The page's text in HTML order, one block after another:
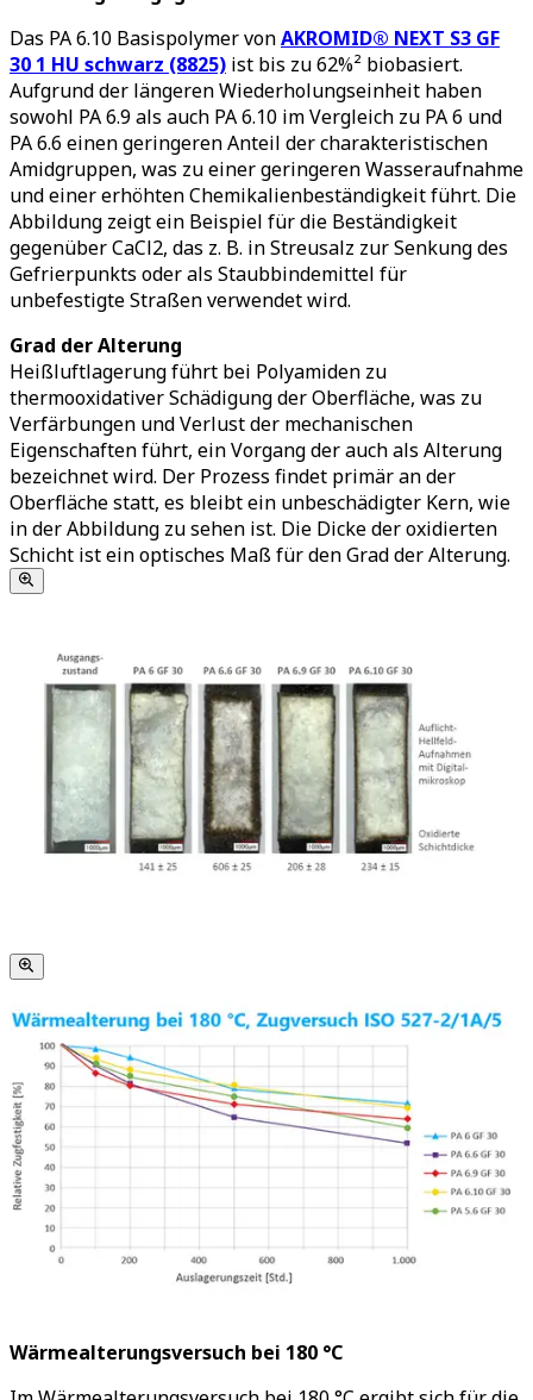
Das PA 6.10 Basispolymer vonAKROMID® NEXT S3 GF
30 1 HU schwarz (8825) ist bis zu 62%² biobasiert.
Aufgrund der längeren Wiederholungseinheit haben
sowohl PA 6.9 als auch PA 6.10 im Vergleich zu PA 6 und
PA 6.6 einen geringeren Anteil der charakteristischen
Amidgruppen, was zu einer geringeren Wasseraufnahme
und einer erhöhten Chemikalienbeständigkeit führt. Die
Abbildung zeigt ein Beispiel für die Beständigkeit
gegenüber CaCl2, das z. B. in Streusalz zur Senkung des
Gefrierpunkts oder als Staubbindemittel für
unbefestigte Straßen verwendet wird.
Grad der Alterung
Heißluftlagerung führt bei Polyamiden zu
thermooxidativer Schädigung der Oberfläche, was zu
Verfärbungen und Verlust der mechanischen
Eigenschaften führt, ein Vorgang der auch als Alterung
bezeichnet wird. Der Prozess findet primär an der
Oberfläche statt, es bleibt ein unbeschädigter Kern, wie
in der Abbildung zu sehen ist. Die Dicke der oxidierten
Schicht ist ein optisches Maß für den Grad der Alterung.
Wärmealterungsversuch bei 180 °C